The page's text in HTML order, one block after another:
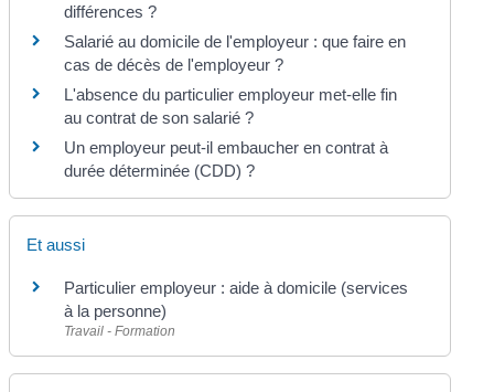
différences ?
Salarié au domicile de l'employeur : que faire en
cas de décès de l'employeur ?
L'absence du particulier employeur met-elle fin
au contrat de son salarié ?
Un employeur peut-il embaucher en contrat à
durée déterminée (CDD) ?
Et aussi
Particulier employeur : aide à domicile (services
à la personne)
Travail - Formation